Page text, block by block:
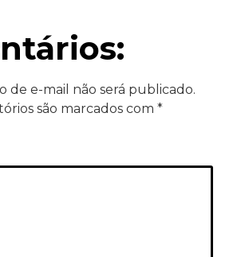
de e-mail não será publicado.
são marcados com *